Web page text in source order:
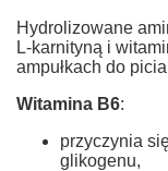
Hydrolizowane
L-karnityną i
ampułkach do
Witamina B6:
przyczynia
glikogenu,